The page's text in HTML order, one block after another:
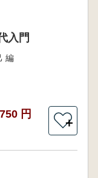
入門
編
円
＋